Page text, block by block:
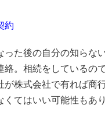
約
った後の自分の知らな
絡。相続をしているの
が株式会社で有れば商
くてはいい可能性もあり